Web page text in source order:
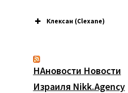
Клексан (Clexane)
НАновости Новости
Израиля Nikk.Agency